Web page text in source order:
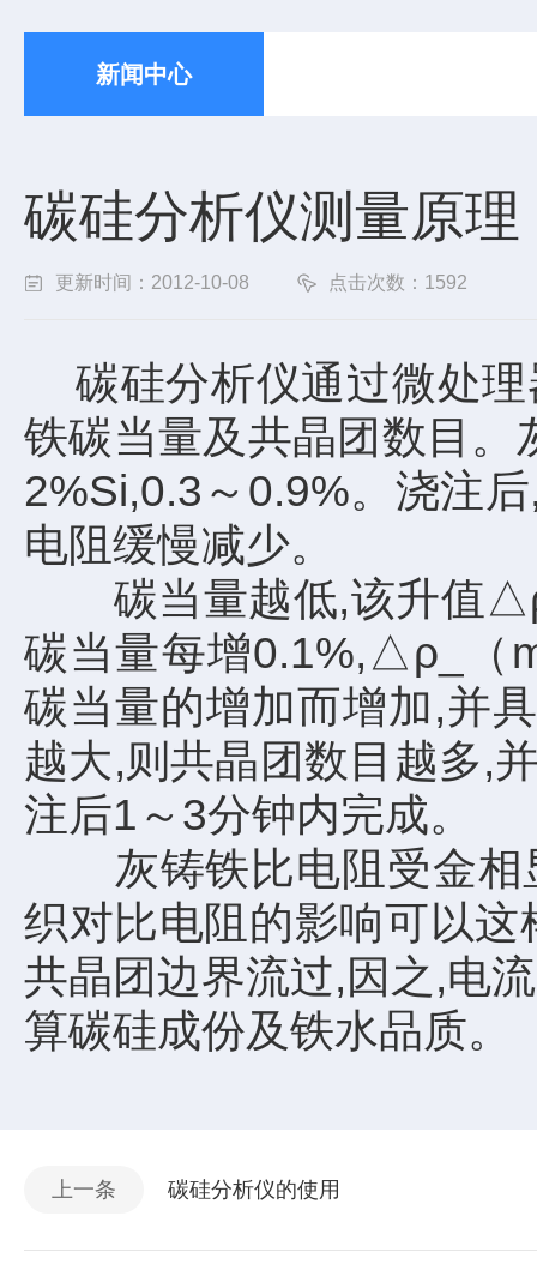
新闻中心
碳硅分析仪测量原理
更新时间：2012-10-08 点击次数：1592
碳硅分析仪通过微处理
铁碳当量及共晶团数目
2%Si,0.3～0.9%。浇注
电阻缓慢减少。
碳当量越低,该升值
碳当量每增0.1%,△ρ_（
碳当量的增加而增加,并
越大,则共晶团数目越多,
注后1～3分钟内完成。
灰铸铁比电阻受金相
织对比电阻的影响可以这
共晶团边界流过,因之,电
算碳硅成份及铁水品质。
上一条 碳硅分析仪的使用